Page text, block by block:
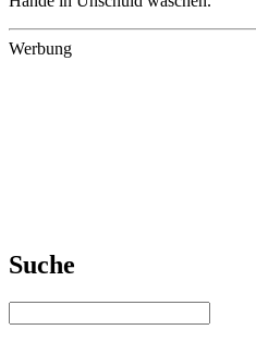
Werbung
Suche